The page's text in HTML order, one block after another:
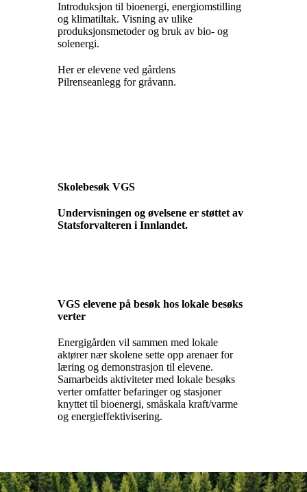
Introduksjon til bioenergi, energiomstilling
og klimatiltak. Visning av ulike
produksjonsmetoder og bruk av bio- og
solenergi.
Her er elevene ved gårdens
Pilrenseanlegg for gråvann.
Skolebesøk VGS
Undervisningen og øvelsene er støttet av
Statsforvalteren i Innlandet.
VGS elevene på besøk hos lokale besøks
verter
Energigården vil sammen med lokale
aktører nær skolene sette opp arenaer for
læring og demonstrasjon til elevene.
Samarbeids aktiviteter med lokale besøks
verter omfatter befaringer og stasjoner
knyttet til bioenergi, småskala kraft/varme
og energieffektivisering.